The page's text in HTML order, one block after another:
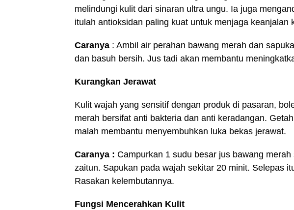
melindungi kulit dari sinaran ultra ungu. Ia juga
itulah antioksidan paling kuat untuk menjaga keanjalan
Caranya : Ambil air perahan bawang merah dan
dan basuh bersih. Jus tadi akan membantu
Kurangkan Jerawat
Kulit wajah yang sensitif dengan produk di pasaran,
merah bersifat anti bakteria dan anti keradangan.
malah membantu menyembuhkan luka bekas jerawat.
Caranya : Campurkan 1 sudu besar jus bawang
zaitun. Sapukan pada wajah sekitar 20 minit. Selepas
Rasakan kelembutannya.
Fungsi Mencerahkan Kulit